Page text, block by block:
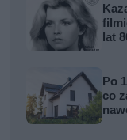
lat
Po
co